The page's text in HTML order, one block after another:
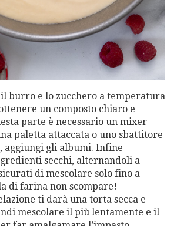
burro e lo zucchero a temperatura
un composto chiaro e
parte è necessario un mixer
paletta attaccata o uno sbattitore
aggiungi gli albumi. Infine
secchi, alternandoli a
di mescolare solo fino a
di farina non scompare!
ti darà una torta secca e
mescolare il più lentamente e il